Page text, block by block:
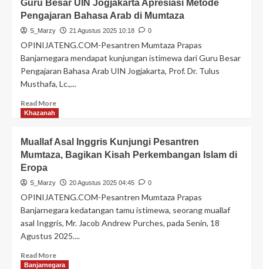
Guru Besar UIN Jogjakarta Apresiasi Metode
Pengajaran Bahasa Arab di Mumtaza
S_Marzy 21 Agustus 2025 10:18 0
OPINIJATENG.COM-Pesantren Mumtaza Prapas
Banjarnegara mendapat kunjungan istimewa dari Guru Besar
Pengajaran Bahasa Arab UIN Jogjakarta, Prof. Dr. Tulus
Musthafa, Lc.,...
Read More
Khazanah
Muallaf Asal Inggris Kunjungi Pesantren
Mumtaza, Bagikan Kisah Perkembangan Islam di
Eropa
S_Marzy 20 Agustus 2025 04:45 0
OPINIJATENG.COM-Pesantren Mumtaza Prapas
Banjarnegara kedatangan tamu istimewa, seorang muallaf
asal Inggris, Mr. Jacob Andrew Purches, pada Senin, 18
Agustus 2025....
Read More
Banjarnegara